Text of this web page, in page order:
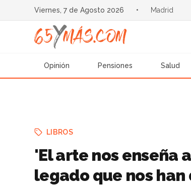
Viernes, 7 de Agosto 2026 • Madrid
Opinión Pensiones Salud
LIBROS
'El arte nos enseña
legado que nos